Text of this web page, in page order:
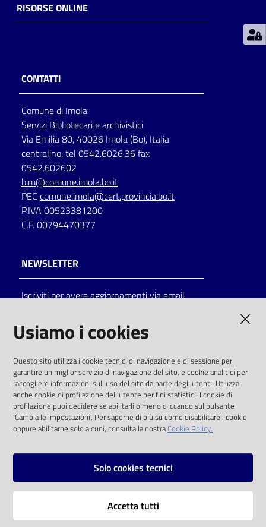
Patto
Seguici
su
Catalogo
on line
Eventi
Chiedi al
bibliotecario
Avvisi
Orari
RISORSE ONLINE
CONTATTI
Comune di Imola
Servizi Bibliotecari e archivistici
Via Emilia 80, 40026 Imola (Bo), Italia
centralino: tel 0542.6026.36 fax
0542.602602
bim@comune.imola.bo.it
PEC comune.imola@cert.provincia.bo.it
P.IVA 00523381200
C.F. 00794470377
NEWSLETTER
Iscriviti per avere aggiornamenti via email
solo alle condizioni previste dalla direttiva
comunitaria 2003/98/CE e dal d.lgs. 36/2006
SOCIAL
Instagram
Vai alla pagina
Usiamo i cookies
Questo sito utilizza i cookie tecnici di navigazione e di sessione per
garantire un miglior servizio di navigazione del sito, e cookie analitici per
raccogliere informazioni sull'uso del sito da parte degli utenti. Utilizza
anche cookie di profilazione dell'utente per fini statistici. I cookie di
profilazione puoi decidere se abilitarli o meno cliccando sul pulsante
'Cambia le impostazioni'. Per saperne di più su come disabilitare i cookie
oppure abilitarne solo alcuni, consulta la nostraCookie Policy.
Solo cookies tecnici
Accetta tutti